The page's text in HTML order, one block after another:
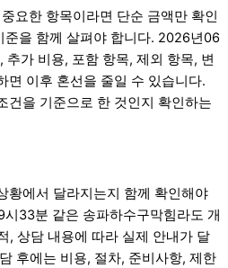
요한 항목이라면 단순 금액만 확인
을 함께 살펴야 합니다. 2026년06
가 비용, 포함 항목, 제외 항목, 변
면 이후 혼선을 줄일 수 있습니다.
건을 기준으로 한 것인지 확인하는
황에서 달라지는지 함께 확인해야
33분 같은 송파하수구막힘라도 개
, 상담 내용에 따라 실제 안내가 달
후에는 비용, 절차, 준비사항, 제한